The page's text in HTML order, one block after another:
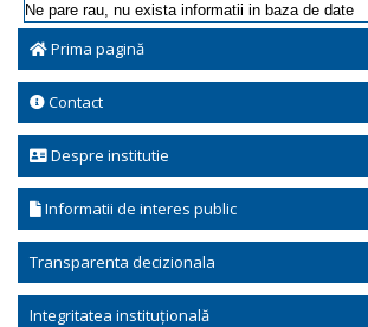
Prima pagină
Contact
Despre institutie
Informatii de interes public
Transparenta decizionala
Integritatea instituțională
Ne pare rau, nu exista informatii in baza de date